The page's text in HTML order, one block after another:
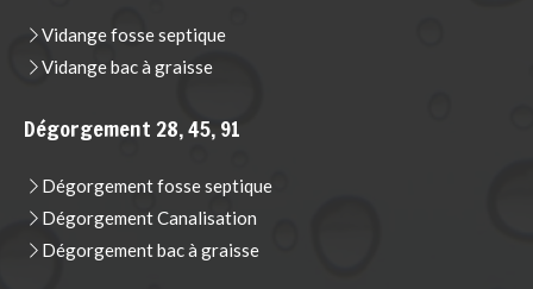
Vidange fosse septique
Vidange bac à graisse
Dégorgement 28, 45, 91
Dégorgement fosse septique
Dégorgement Canalisation
Dégorgement bac à graisse